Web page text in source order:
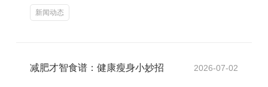
新闻动态
减肥才智食谱：健康瘦身小妙招 2026-07-02